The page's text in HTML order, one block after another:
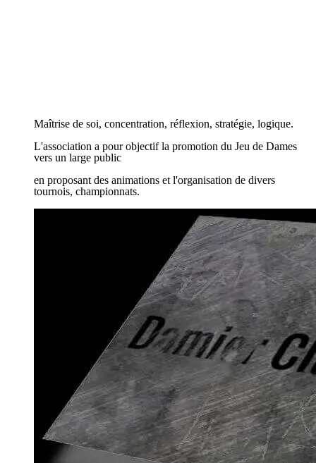
Maîtrise de soi, concentration, réflexion, stratégie, logique.
L'association a pour objectif la promotion du Jeu de Dames
vers un large public
en proposant des animations et l'organisation de divers
tournois, championnats.
Maîtrise de soi, concentration, réflexion, stratégie, logique.
L'association a pour objectif la promotion du Jeu de Dames
vers un large public
en proposant des animations et l'organisation de divers
tournois, championnats.